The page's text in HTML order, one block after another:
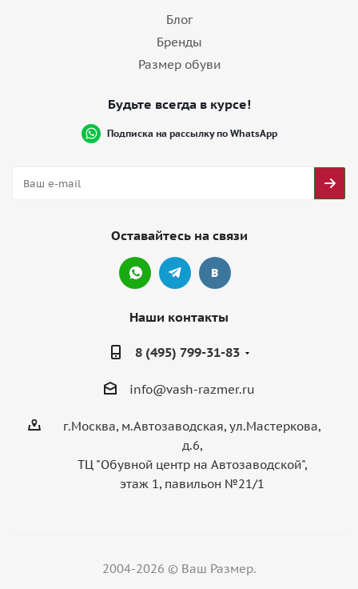
Блог
Бренды
Размер обуви
Будьте всегда в курсе!
Подписка на рассылку по WhatsApp
Оставайтесь на связи
Наши контакты
8 (495) 799-31-83
info@vash-razmer.ru
г.Москва, м.Автозаводская, ул.Мастеркова,
д.6,
ТЦ "Обувной центр на Автозаводской",
этаж 1, павильон №21/1
2004-2026 © Ваш Размер.